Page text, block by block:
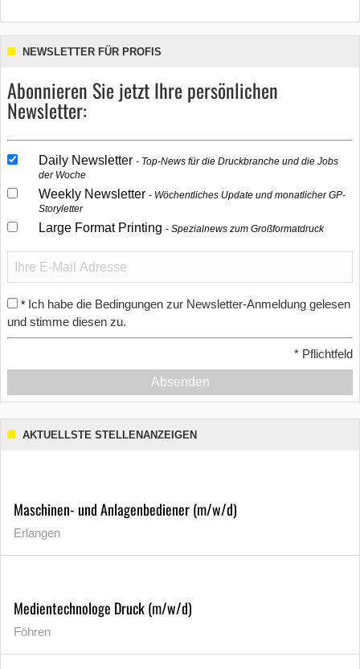
NEWSLETTER FÜR PROFIS
Abonnieren Sie jetzt Ihre persönlichen
Newsletter:
Daily Newsletter
Top-News für die Druckbranche und die Jobs
der Woche
Weekly Newsletter
Wöchentliches Update und monatlicher GP-
Storyletter
Large Format Printing Spezialnews zum Großformatdruck
* Ich habe die Bedingungen zur Newsletter-Anmeldung gelesen
und stimme diesen zu.
* Pflichtfeld
Absenden
AKTUELLSTE STELLENANZEIGEN
Maschinen- und Anlagenbediener (m/w/d)
Erlangen
Medientechnologe Druck (m/w/d)
Föhren